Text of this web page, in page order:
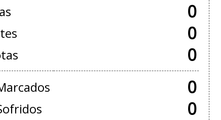
0
0
0
0
0